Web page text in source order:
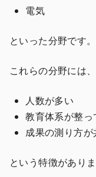
電気
といった分野です。
これらの分野には、
人数が多い
教育体系が整っ
成果の測り方
という特徴がありま